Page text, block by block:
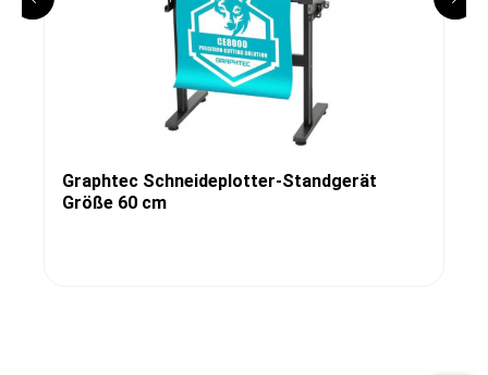
Graphtec Schneideplotter-Standgerät
Größe 60 cm